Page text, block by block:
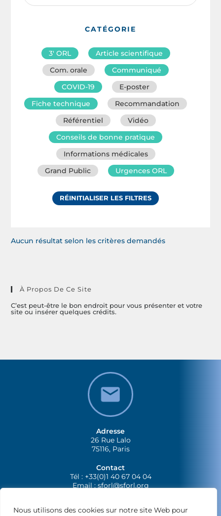
Nous utilisons des cookies sur notre site Web pour
CATÉGORIE
3′ ORL
Article scientifique
Com. orale
Communiqué
COVID-19
E-poster
Fiche technique
Recommandation
Référentiel
Vidéo
Conseils de bonne pratique
Informations médicales
Grand Public
Urgences ORL
RÉINITIALISER LES FILTRES
Aucun résultat selon les critères demandés
À Propos De Ce Site
C’est peut-être le bon endroit pour vous présenter et votre
site ou insérer quelques crédits.
Adresse
26 Rue Lalo
75116, Paris
Contact
Tél : +33(0)1 40 67 04 04
Email :sforl@sforl.org